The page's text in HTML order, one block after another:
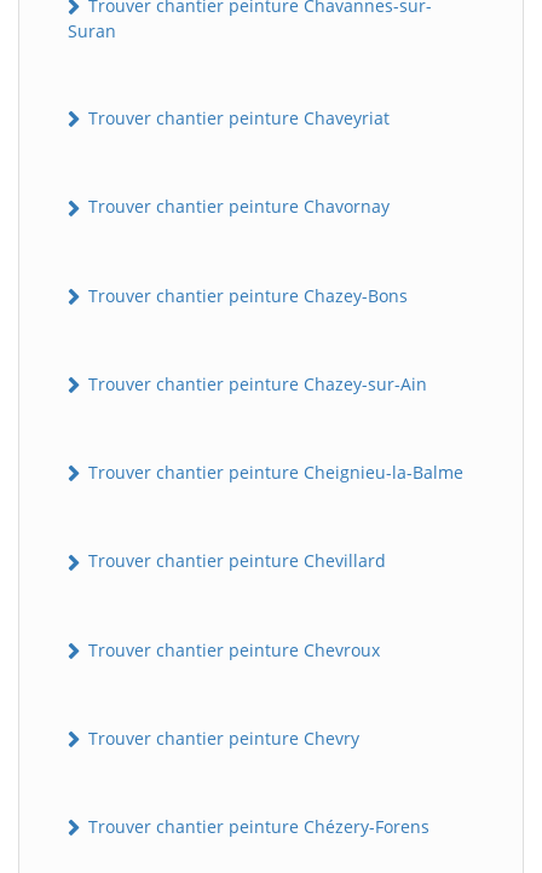
Trouver chantier peinture Chavannes-sur-
Suran
Trouver chantier peinture Chaveyriat
Trouver chantier peinture Chavornay
Trouver chantier peinture Chazey-Bons
Trouver chantier peinture Chazey-sur-Ain
Trouver chantier peinture Cheignieu-la-Balme
Trouver chantier peinture Chevillard
Trouver chantier peinture Chevroux
Trouver chantier peinture Chevry
Trouver chantier peinture Chézery-Forens